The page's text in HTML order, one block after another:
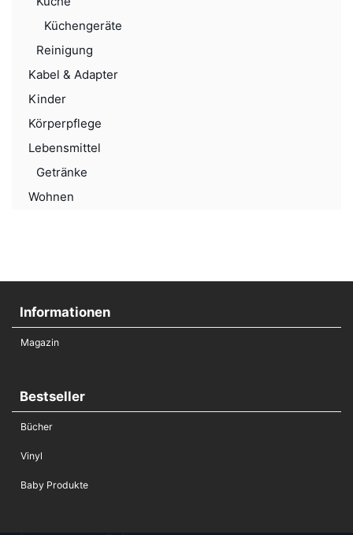
Küchengeräte
Reinigung
Kabel & Adapter
Kinder
Körperpflege
Lebensmittel
Getränke
Wohnen
Informationen
Magazin
Bestseller
Bücher
Vinyl
Baby Produkte